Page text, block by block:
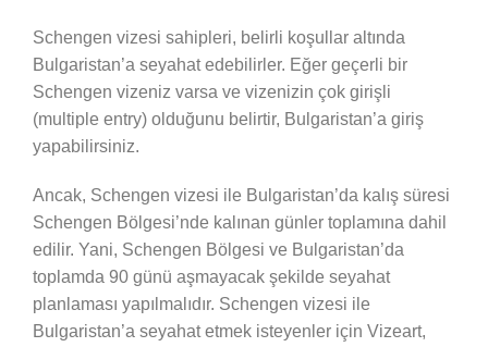
Schengen vizesi sahipleri, belirli koşullar altında
Bulgaristan’a seyahat edebilirler. Eğer geçerli bir
Schengen vizeniz varsa ve vizenizin çok girişli
(multiple entry) olduğunu belirtir, Bulgaristan’a giriş
yapabilirsiniz.
Ancak, Schengen vizesi ile Bulgaristan’da kalış süresi
Schengen Bölgesi’nde kalınan günler toplamına dahil
edilir. Yani, Schengen Bölgesi ve Bulgaristan’da
toplamda 90 günü aşmayacak şekilde seyahat
planlaması yapılmalıdır. Schengen vizesi ile
Bulgaristan’a seyahat etmek isteyenler için Vizeart,